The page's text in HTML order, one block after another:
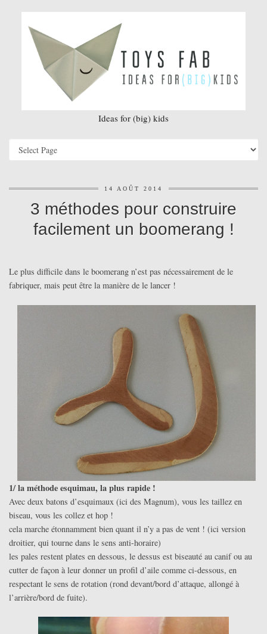
Ideas for (big) kids
14 AOÛT 2014
3 méthodes pour construire
facilement un boomerang !
Le plus difficile dans le boomerang n’est pas nécessairement de le
fabriquer, mais peut être la manière de le lancer !
1/ la méthode esquimau, la plus rapide !
Avec deux batons d’esquimaux (ici des Magnum), vous les taillez en
biseau, vous les collez et hop !
cela marche étonnamment bien quant il n’y a pas de vent ! (ici version
droitier, qui tourne dans le sens anti-horaire)
les pales restent plates en dessous, le dessus est biseauté au canif ou au
cutter de façon à leur donner un profil d’aile comme ci-dessous, en
respectant le sens de rotation (rond devant/bord d’attaque, allongé à
l’arrière/bord de fuite).